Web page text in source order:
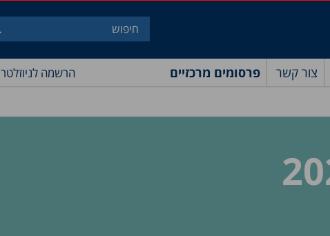
צור קשר פרסומים מרכזיים הרשמה לניוזלטר